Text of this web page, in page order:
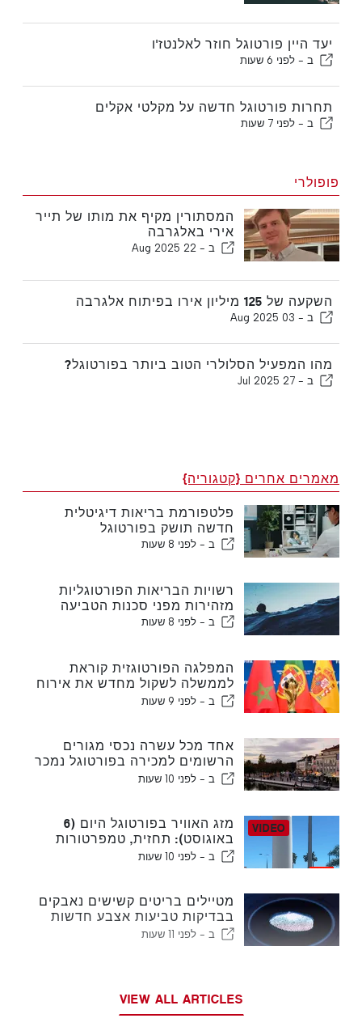
יעד היין פורטוגל חוזר לאלנטז'ו
ב - לפני 6 שעות
תחרות פורטוגל חדשה על מקלטי אקלים
ב - לפני 7 שעות
פופולרי
המסתורין מקיף את מותו של תייר
אירי באלגרבה
ב - 22 Aug 2025
השקעה של 125 מיליון אירו בפיתוח אלגרבה
ב - 03 Aug 2025
מהו המפעיל הסלולרי הטוב ביותר בפורטוגל?
ב - 27 Jul 2025
מאמרים אחרים {קטגוריה}
פלטפורמת בריאות דיגיטלית
חדשה תושק בפורטוגל
ב - לפני 8 שעות
רשויות הבריאות הפורטוגליות
מזהירות מפני סכנות הטביעה
ב - לפני 8 שעות
המפלגה הפורטוגזית קוראת
לממשלה לשקול מחדש את אירוח
ב - לפני 9 שעות
אחד מכל עשרה נכסי מגורים
הרשומים למכירה בפורטוגל נמכר
תוך פחות משבוע
ב - לפני 10 שעות
מזג האוויר בפורטוגל היום (6
באוגוסט): תחזית, טמפרטורות
ולמה לצפות
ב - לפני 10 שעות
מטיילים בריטים קשישים נאבקים
בבדיקות טביעות אצבע חדשות
של האיחוד האירופי
ב - לפני 11 שעות
VIEW ALL ARTICLES